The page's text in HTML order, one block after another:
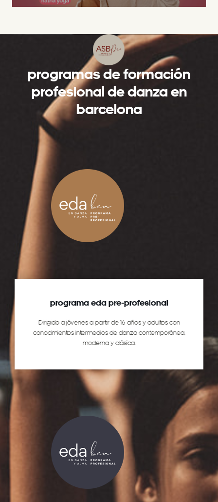
programas de formación
profesional de danza en
barcelona
programa eda pre-profesional
Dirigido a jóvenes a partir de 16 años y adultos con
conocimientos intermedios de danza contemporánea,
moderna y clásica.